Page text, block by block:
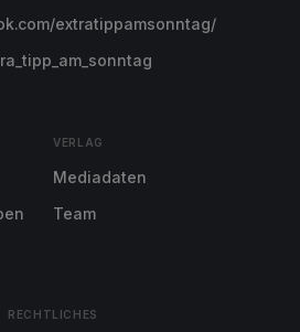
extratippamsonntag/
VERLAG
Mediadaten
Team
RECHTLICHES